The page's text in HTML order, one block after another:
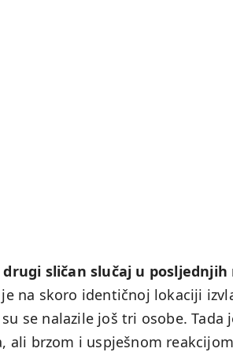
drugi sličan slučaj u
na skoro identičnoj lokaciji
se nalazile još tri osobe.
ali brzom i uspješnom